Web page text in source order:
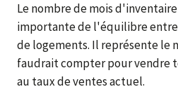
Le nombre de mois
importante de l'équilibre
de logements. Il représente le
faudrait compter pour vendre
au taux de ventes actuel.